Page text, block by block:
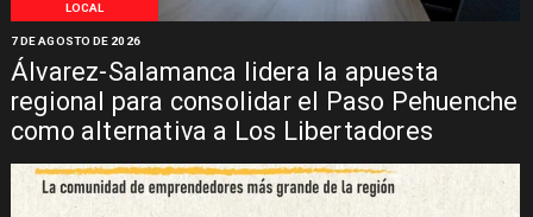
LOCAL
Álvarez-Salamanca lidera la apuesta
regional para consolidar el Paso Pehuenche
como alternativa a Los Libertadores
7 DE AGOSTO DE 2026